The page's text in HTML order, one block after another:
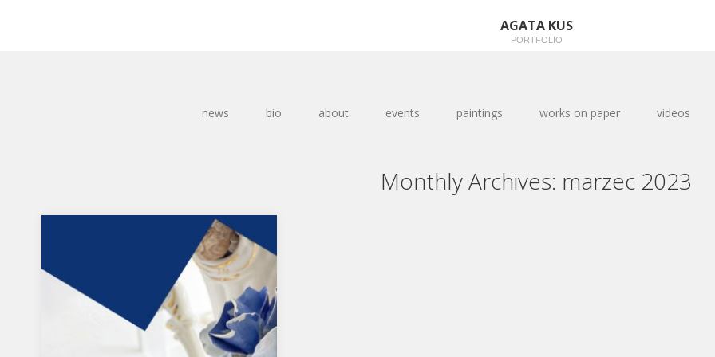
AGATA KUS
PORTFOLIO
news bio about events paintings works on paper videos
Monthly Archives: marzec 2023